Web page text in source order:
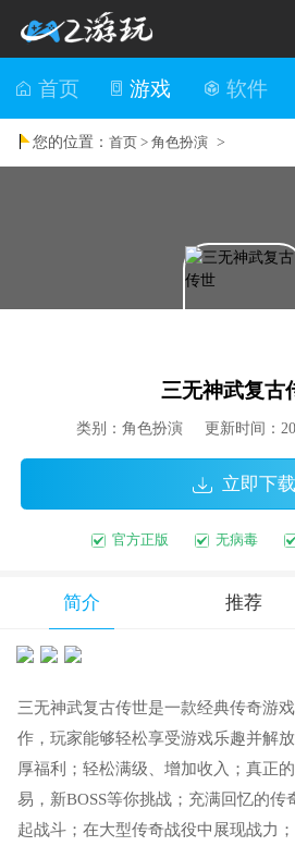
首页 游戏 软件
您的位置：首页 >角色扮演 >
三无神武复古
类别：角色扮演 更新时间：
立即下载
官方正版 无病毒
简介 推荐
三无神武复古传世是一款经典传奇游
作，玩家能够轻松享受游戏乐趣并解
厚福利；轻松满级、增加收入；真正
易，新BOSS等你挑战；充满回忆的传
起战斗；在大型传奇战役中展现战力